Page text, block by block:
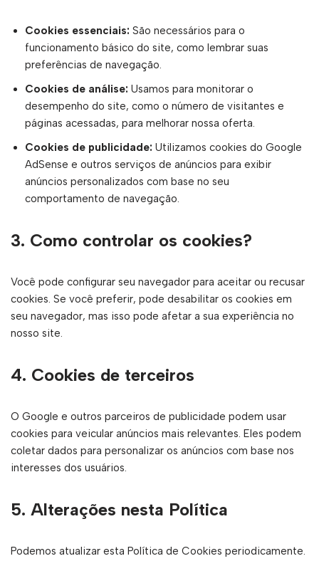
Cookies essenciais: São necessários para o
funcionamento básico do site, como lembrar suas
preferências de navegação.
Cookies de análise: Usamos para monitorar o
desempenho do site, como o número de visitantes e
páginas acessadas, para melhorar nossa oferta.
Cookies de publicidade: Utilizamos cookies do Google
AdSense e outros serviços de anúncios para exibir
anúncios personalizados com base no seu
comportamento de navegação.
3. Como controlar os cookies?
Você pode configurar seu navegador para aceitar ou recusar
cookies. Se você preferir, pode desabilitar os cookies em
seu navegador, mas isso pode afetar a sua experiência no
nosso site.
4. Cookies de terceiros
O Google e outros parceiros de publicidade podem usar
cookies para veicular anúncios mais relevantes. Eles podem
coletar dados para personalizar os anúncios com base nos
interesses dos usuários.
5. Alterações nesta Política
Podemos atualizar esta Política de Cookies periodicamente.